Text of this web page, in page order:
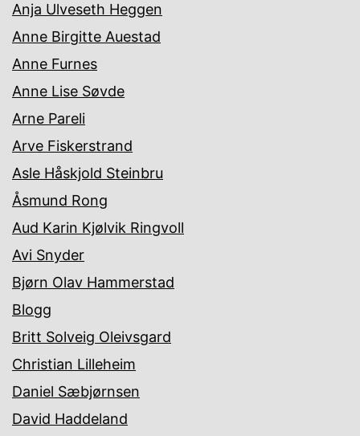
Anja Ulveseth Heggen
Anne Birgitte Auestad
Anne Furnes
Anne Lise Søvde
Arne Pareli
Arve Fiskerstrand
Asle Håskjold Steinbru
Åsmund Rong
Aud Karin Kjølvik Ringvoll
Avi Snyder
Bjørn Olav Hammerstad
Blogg
Britt Solveig Oleivsgard
Christian Lilleheim
Daniel Sæbjørnsen
David Haddeland